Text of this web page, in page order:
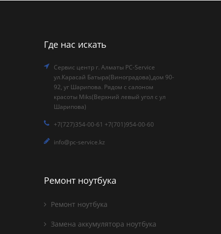
Где нас искать
Сервис центр г. Алматы PC-Service
ул.Карасай Батыра(Виноградова),дом 90-
92, уг Шарипова. Рядом с салоном
красоты Miks(Верхний левый угол с ул
Шарипова)
+7(727)354-00-61 +7(701)954-00-60
info@pc-service.kz
Ремонт ноутбука
Ремонт ноутбука
Замена аккумулятора ноутбука